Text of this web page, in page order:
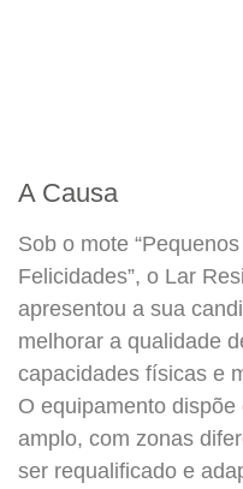
A Causa
Sob o mote
Felicidades”, o Lar
apresentou a sua
melhorar a qualidade
capacidades físicas e
O equipamento
amplo, com zonas
ser requalificado e